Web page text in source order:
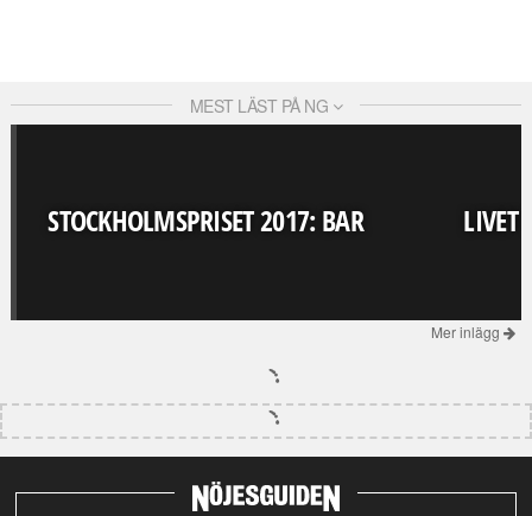
MEST LÄST PÅ NG
STOCKHOLMSPRISET 2017: BAR LIVET
Mer inlägg